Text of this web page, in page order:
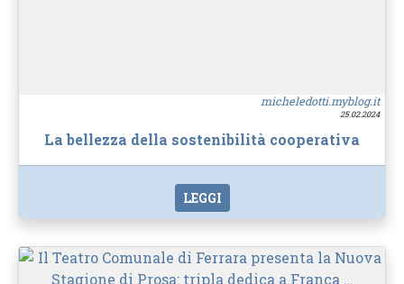
micheledotti.myblog.it
25.02.2024
La bellezza della sostenibilità cooperativa
LEGGI